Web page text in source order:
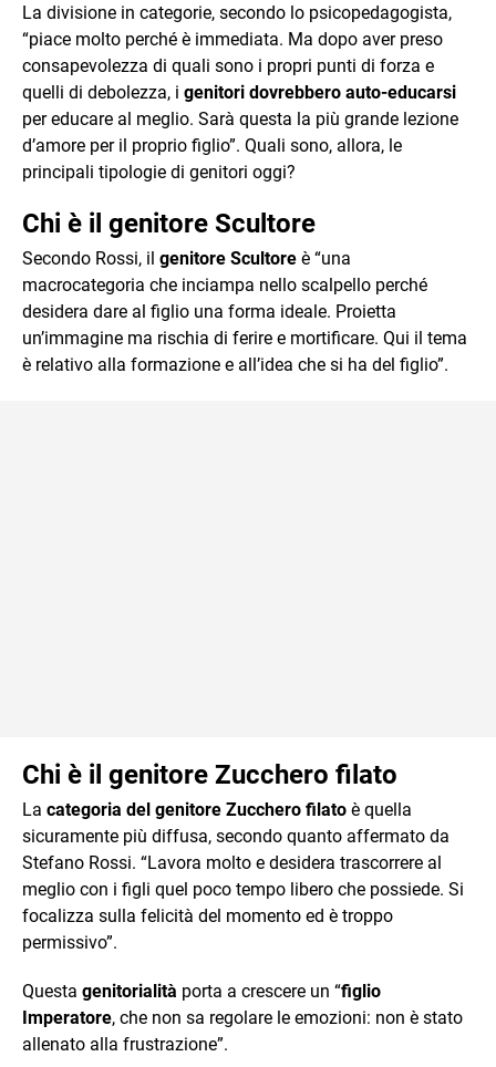
La divisione in categorie, secondo lo psicopedagogista,
“piace molto perché è immediata. Ma dopo aver preso
consapevolezza di quali sono i propri punti di forza e
quelli di debolezza, i genitori dovrebbero auto-educarsi
per educare al meglio. Sarà questa la più grande lezione
d’amore per il proprio figlio”. Quali sono, allora, le
principali tipologie di genitori oggi?
Chi è il genitore Scultore
Secondo Rossi, il genitore Scultore è “una
macrocategoria che inciampa nello scalpello perché
desidera dare al figlio una forma ideale. Proietta
un’immagine ma rischia di ferire e mortificare. Qui il tema
è relativo alla formazione e all’idea che si ha del figlio”.
Chi è il genitore Zucchero filato
La categoria del genitore Zucchero filato è quella
sicuramente più diffusa, secondo quanto affermato da
Stefano Rossi. “Lavora molto e desidera trascorrere al
meglio con i figli quel poco tempo libero che possiede. Si
focalizza sulla felicità del momento ed è troppo
permissivo”.
Questa genitorialità porta a crescere un “figlio
Imperatore, che non sa regolare le emozioni: non è stato
allenato alla frustrazione”.